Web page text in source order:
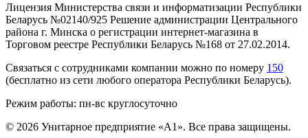
Лицензия Министерства связи и информатизации Республики
Беларусь №02140/925 Решение администрации Центрального
района г. Минска о регистрации интернет-магазина в
Торговом реестре Республики Беларусь №168 от 27.02.2014.
Связаться с сотрудниками компании можно по номеру 150
(бесплатно из сети любого оператора Республики Беларусь).
Режим работы: пн-вс круглосуточно
© 2026 Унитарное предприятие «А1». Все права защищены.